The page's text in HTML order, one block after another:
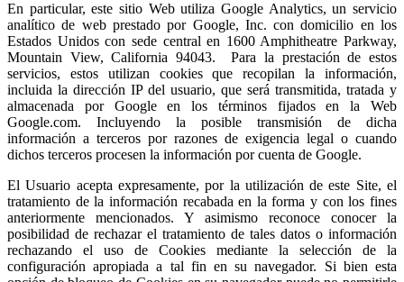
En particular, este sitio Web utiliza Google Analytics, un servicio
analítico de web prestado por Google, Inc. con domicilio en los
Estados Unidos con sede central en 1600 Amphitheatre Parkway,
Mountain View, California 94043. Para la prestación de estos
servicios, estos utilizan cookies que recopilan la información,
incluida la dirección IP del usuario, que será transmitida, tratada y
almacenada por Google en los términos fijados en la Web
Google.com. Incluyendo la posible transmisión de dicha
información a terceros por razones de exigencia legal o cuando
dichos terceros procesen la información por cuenta de Google.
El Usuario acepta expresamente, por la utilización de este Site, el
tratamiento de la información recabada en la forma y con los fines
anteriormente mencionados. Y asimismo reconoce conocer la
posibilidad de rechazar el tratamiento de tales datos o información
rechazando el uso de Cookies mediante la selección de la
configuración apropiada a tal fin en su navegador. Si bien esta